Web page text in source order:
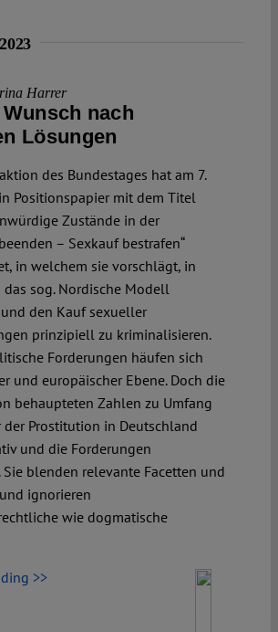
Harrer
nach
Lösungen
des Bundestages hat am 7.
Positionspapier mit dem Titel
Zustände in der
– Sexkauf bestrafen“
in welchem sie vorschlägt, in
sog. Nordische Modell
den Kauf sexueller
prinzipiell zu kriminalisieren.
Forderungen häufen sich
und europäischer Ebene. Doch die
behaupteten Zahlen zu Umfang
Prostitution in Deutschland
und die Forderungen
blenden relevante Facetten und
ignorieren
wie dogmatische
>>